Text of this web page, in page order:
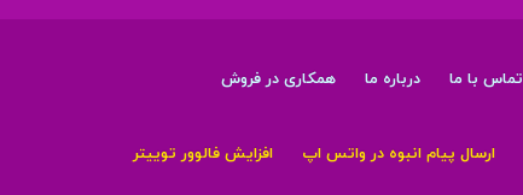
تماس با ما درباره ما همکاری در فروش
ارسال پیام انبوه در واتس اپ افزایش فالوور توییتر